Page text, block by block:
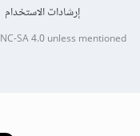
إرشادات الاستخدام
SA 4.0unless mentioned